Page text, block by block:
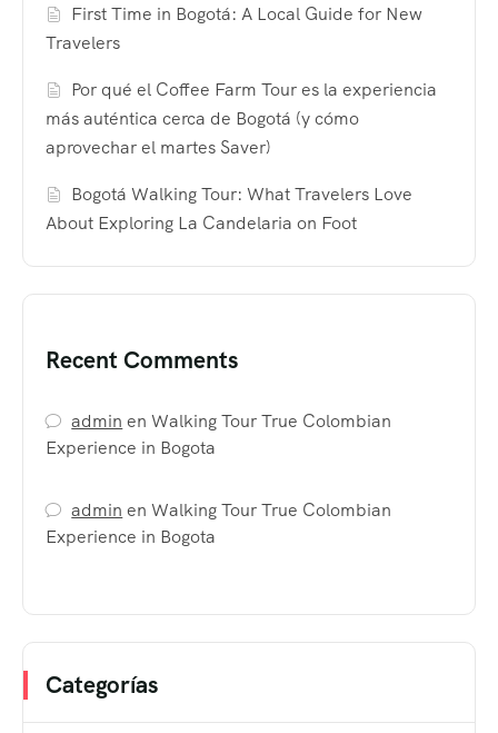
First Time in Bogotá: A Local Guide for New
Travelers
Por qué el Coffee Farm Tour es la experiencia
más auténtica cerca de Bogotá (y cómo
aprovechar el martes Saver)
Bogotá Walking Tour: What Travelers Love
About Exploring La Candelaria on Foot
Recent Comments
admin enWalking Tour True Colombian
Experience in Bogota
admin enWalking Tour True Colombian
Experience in Bogota
Categorías